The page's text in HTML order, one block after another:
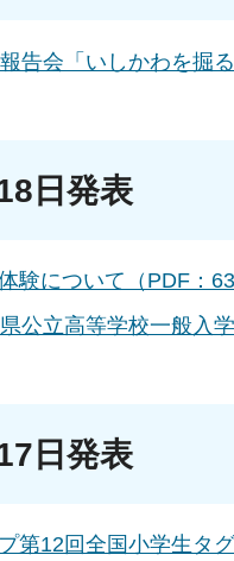
告会「いしかわを掘
日発表
験について（PDF：
公立高等学校一般入
日発表
第12回全国小学生タ